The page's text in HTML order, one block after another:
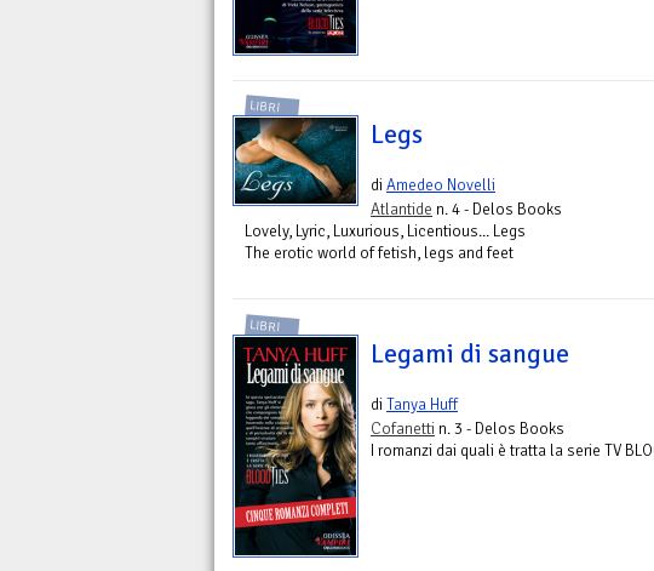
LIBRI
Legs
diAmedeo Novelli
Atlantide n. 4 - Delos Books
Lovely, Lyric, Luxurious, Licentious... Legs
The erotic world of fetish, legs and feet
LIBRI
Legami di sangue
diTanya Huff
Cofanetti n. 3 - Delos Books
I romanzi dai quali è tratta la serie TV